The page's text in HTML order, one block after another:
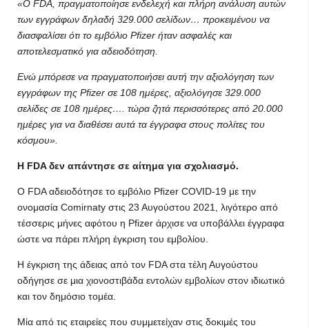
«Ο FDA, πραγματοποίησε ενδελεχή και πλήρη ανάλυση αυτών
των εγγράφων δηλαδή 329.000 σελίδων… προκειμένου να
διασφαλίσει ότι το εμβόλιο Pfizer ήταν ασφαλές και
αποτελεσματικό για αδειοδότηση.
Ενώ μπόρεσε να πραγματοποιήσει αυτή την αξιολόγηση των
εγγράφων της Pfizer σε 108 ημέρες, αξιολόγησε 329.000
σελίδες σε 108 ημέρες…. τώρα ζητά περισσότερες από 20.000
ημέρες για να διαθέσει αυτά τα έγγραφα στους πολίτες του
κόσμου».
Η FDA δεν απάντησε σε αίτημα για σχολιασμό.
Ο FDA αδειοδότησε το εμβόλιο Pfizer COVID-19 με την
ονομασία Comirnaty στις 23 Αυγούστου 2021, λιγότερο από
τέσσερις μήνες αφότου η Pfizer άρχισε να υποβάλλει έγγραφα
ώστε να πάρει πλήρη έγκριση του εμβολίου.
Η έγκριση της άδειας από τον FDA στα τέλη Αυγούστου
οδήγησε σε μια χιονοστιβάδα εντολών εμβολίων στον ιδιωτικό
και τον δημόσιο τομέα.
Μία από τις εταιρείες που συμμετείχαν στις δοκιμές του